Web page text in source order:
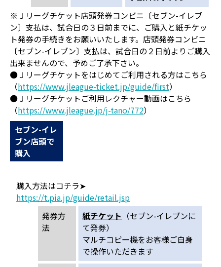
※Ｊリーグチケット店頭発券コンビニ〔セブン-イレブ
ン〕支払は、試合日の３日前までに、ご購入と紙チケッ
ト発券の手続きをお願いいたします。店頭発券コンビニ
〔セブン-イレブン〕支払は、試合日の２日前よりご購入
出来ませんので、予めご了承下さい。
●Ｊリーグチケットをはじめてご利用される方はこちら
（https://www.jleague-ticket.jp/guide/first）
●Ｊリーグチケットご利用レクチャー動画はこちら
（https://www.jleague.jp/j-tano/772）
セブン-イレ
ブン店頭で
購入
購入方法はコチラ➤
https://t.pia.jp/guide/retail.jsp
発券方
法
紙チケット （セブン-イレブンに
て発券）
マルチコピー機をお客様ご自身
で操作いただきます